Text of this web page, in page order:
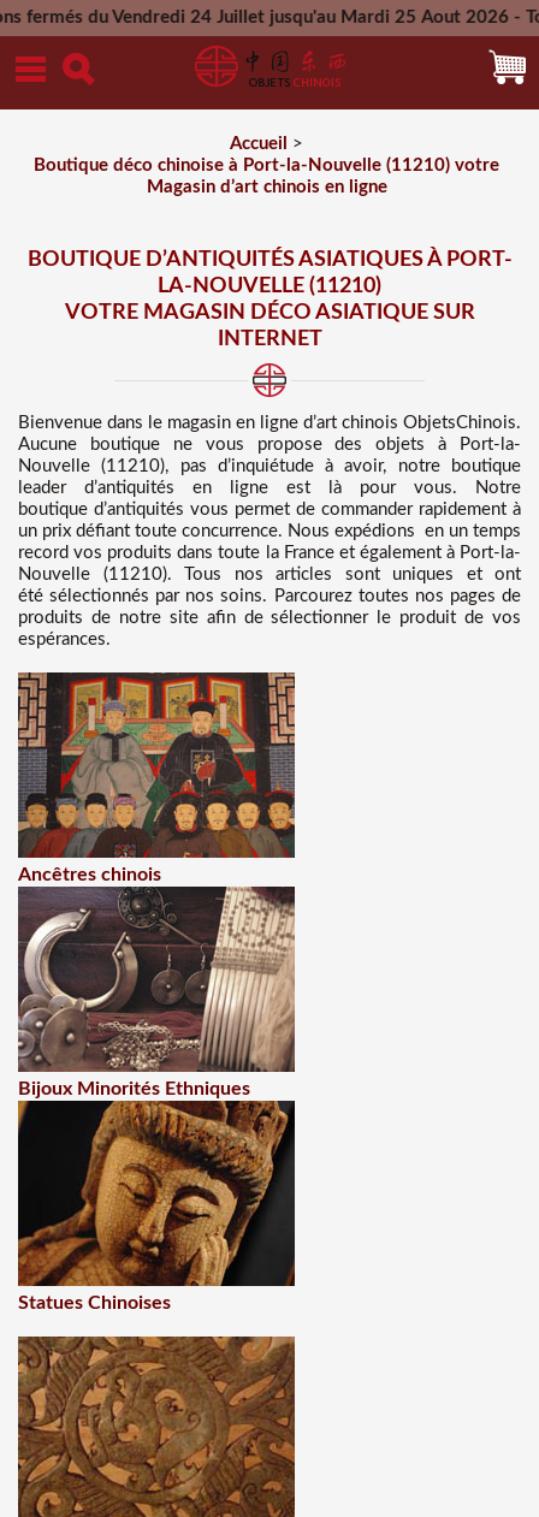
Vendredi 24 Juillet jusqu'au Mardi 25 Aout 2026 - Toutes les
Mercredi 26 Aout 2026
Accueil
>
Boutique déco chinoise à Port-la-Nouvelle (11210) votre
Magasin d’art chinois en ligne
BOUTIQUE D’ANTIQUITÉS ASIATIQUES À PORT-
LA-NOUVELLE (11210)
VOTRE MAGASIN DÉCO ASIATIQUE SUR
INTERNET
Bienvenue dans le magasin en ligne d’art chinois ObjetsChinois.
Aucune boutique ne vous propose desobjets à Port-la-
Nouvelle (11210), pas d’inquiétude à avoir, notre boutique
leader d’antiquités en ligne est là pour vous. Notre
boutique d’antiquités vous permet de commander rapidement à
un prix défiant toute concurrence. Nous expédions en un temps
record vos produits dans toute la France et également à Port-la-
Nouvelle (11210). Tous nos articles sont uniques et ont
été sélectionnés par nos soins. Parcourez toutes nos pages de
produits de notre site afin de sélectionner le produit de vos
espérances.
Ancêtres chinois
Bijoux Minorités Ethniques
Statues Chinoises